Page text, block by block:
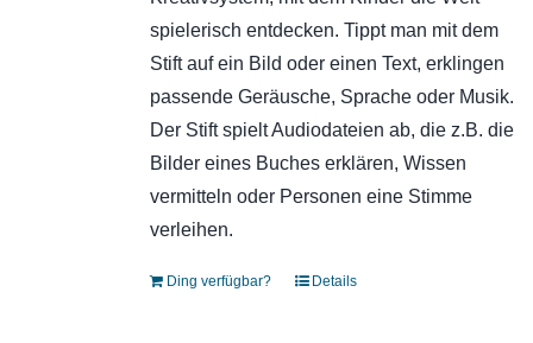
spielerisch entdecken. Tippt man mit dem
Stift auf ein Bild oder einen Text, erklingen
passende Geräusche, Sprache oder Musik.
Der Stift spielt Audiodateien ab, die z.B. die
Bilder eines Buches erklären, Wissen
vermitteln oder Personen eine Stimme
verleihen.
Ding verfügbar? Details